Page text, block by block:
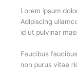
Lorem ipsum
Adipiscing
id ut pulvinar
Faucibus
non purus vitae